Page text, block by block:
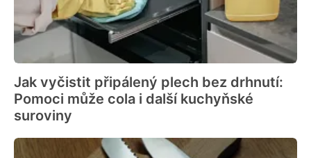
Jak vyčistit připálený plech bez drhnutí:
Pomoci může cola i další kuchyňské
suroviny